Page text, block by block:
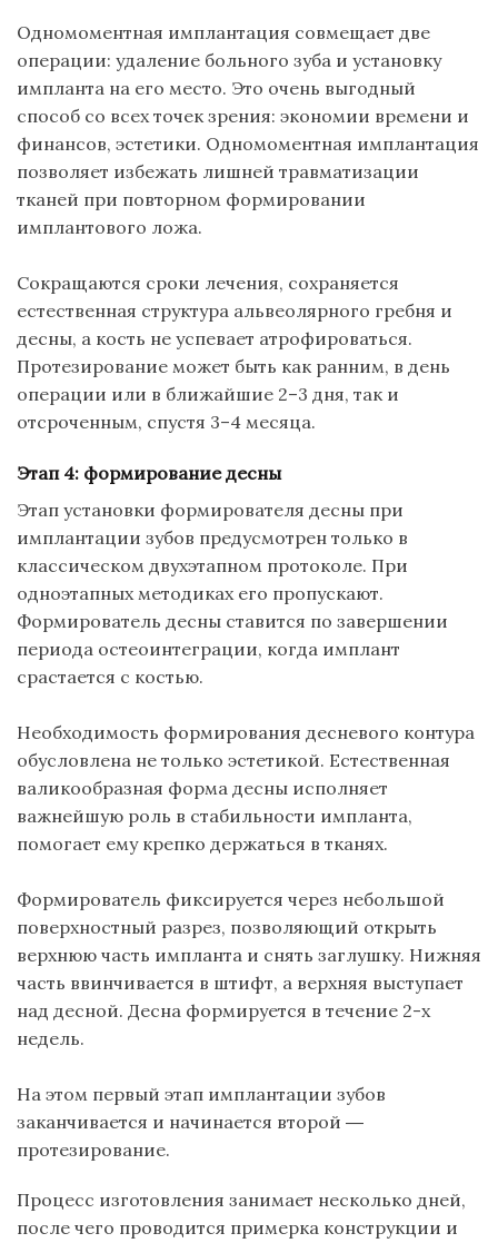
Одномоментная имплантация совмещает две
операции: удаление больного зуба и установку
импланта на его место. Это очень выгодный
способ со всех точек зрения: экономии времени и
финансов, эстетики. Одномоментная имплантация
позволяет избежать лишней травматизации
тканей при повторном формировании
имплантового ложа.
Сокращаются сроки лечения, сохраняется
естественная структура альвеолярного гребня и
десны, а кость не успевает атрофироваться.
Протезирование может быть как ранним, в день
операции или в ближайшие 2–3 дня, так и
отсроченным, спустя 3–4 месяца.
Этап 4: формирование десны
Этап установки формирователя десны при
имплантации зубов предусмотрен только в
классическом двухэтапном протоколе. При
одноэтапных методиках его пропускают.
Формирователь десны ставится по завершении
периода остеоинтеграции, когда имплант
срастается с костью.
Необходимость формирования десневого контура
обусловлена не только эстетикой. Естественная
валикообразная форма десны исполняет
важнейшую роль в стабильности импланта,
помогает ему крепко держаться в тканях.
Формирователь фиксируется через небольшой
поверхностный разрез, позволяющий открыть
верхнюю часть импланта и снять заглушку. Нижняя
часть ввинчивается в штифт, а верхняя выступает
над десной. Десна формируется в течение 2-х
недель.
На этом первый этап имплантации зубов
заканчивается и начинается второй ―
протезирование.
Процесс изготовления занимает несколько дней,
после чего проводится примерка конструкции и